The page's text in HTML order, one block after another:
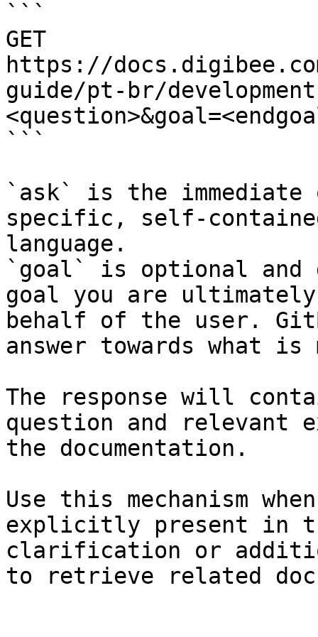
```
GET
https://
guide/pt-br/
```
`ask` is the
specific, self-
language.
`goal` is optional and
goal you are
behalf of the user.
answer towards what
The response will
question and relevant
the documentation.
Use this mechanism
explicitly present in
clarification or